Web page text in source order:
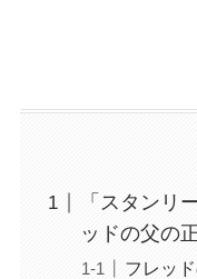
「スタンリ
ッドの父の
フレッ